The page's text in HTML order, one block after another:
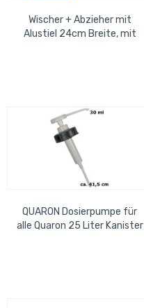
Wischer + Abzieher mit
Alustiel 24cm Breite, mit
QUARON Dosierpumpe für
alle Quaron 25 Liter Kanister